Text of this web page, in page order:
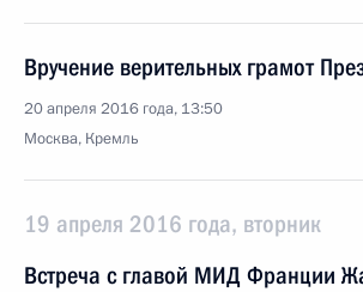
Вручение верительных грамот
20 апреля 2016 года, 13:50
Москва, Кремль
19 апреля 2016 года, вторник
Встреча с главой МИД Франции